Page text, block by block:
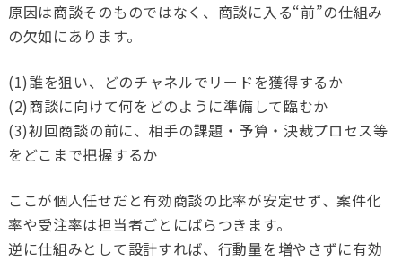
原因は商談そのものではなく、商談に入る“前”の仕組み
の欠如にあります。
(1)誰を狙い、どのチャネルでリードを獲得するか
(2)商談に向けて何をどのように準備して臨むか
(3)初回商談の前に、相手の課題・予算・決裁プロセス等
をどこまで把握するか
ここが個人任せだと有効商談の比率が安定せず、案件化
率や受注率は担当者ごとにばらつきます。
逆に仕組みとして設計すれば、行動量を増やさずに有効